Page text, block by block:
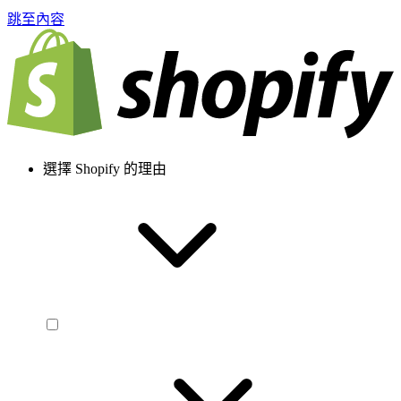
跳至內容
選擇 Shopify 的理由